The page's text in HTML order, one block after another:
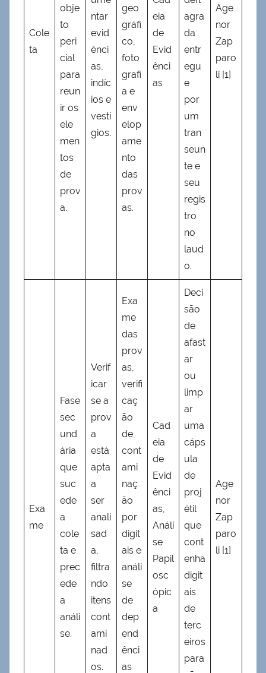
Cole
ta
obje
to
peri
cial
para
reun
ir os
ele
men
tos
de
prov
a.
ntar
evid
ênci
as,
indíc
ios e
vestí
gios.
geo
gráfi
co,
foto
grafi
a e
env
elop
ame
nto
das
prov
as.
eia
de
Evid
ênci
as
agra
da
entr
egu
e
por
um
tran
seun
te e
seu
regis
tro
no
laud
o.
Age
nor
Zap
paro
li [1]
Exa
me
Fase
sec
und
ária
que
suc
ede
a
cole
ta e
prec
ede
a
análi
se.
Verif
icar
se a
prov
a
está
apta
a
ser
anali
sad
a,
filtra
ndo
itens
cont
ami
nad
os.
Exa
me
das
prov
as,
verifi
caç
ão
de
cont
ami
naç
ão
por
digit
ais e
análi
se
de
dep
end
ênci
as
Cad
eia
de
Evid
ênci
as,
Análi
se
Papil
osc
ópic
a
Deci
são
de
afast
ar
ou
limp
ar
uma
cáps
ula
de
proj
étil
que
cont
enha
digit
ais
de
terc
eiros
para
Age
nor
Zap
paro
li [1]